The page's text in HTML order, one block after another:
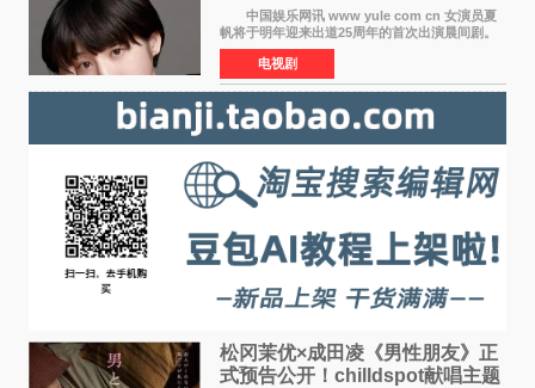
中国娱乐网讯 www yule com cn 女演员夏
帆将于明年迎来出道25周年的首次出演晨间剧。
NHK于8月4日宣布她将出演明年（2027年度）上
半期的晨间剧《巡游的天鹅》，饰演与女主角森
田望智饰演的生
电视剧
松冈茉优×成田凌《男性朋友》正
式预告公开！chilldspot献唱主题